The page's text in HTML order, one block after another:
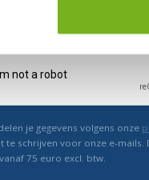
je gegevens volgens onze
te schrijven voor onze e-mails.
75 euro excl. btw.